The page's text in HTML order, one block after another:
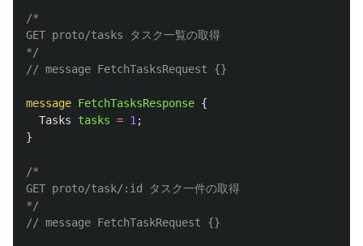
/*
GET proto/tasks タスク一覧の取得
*/
// message FetchTasksRequest {}
message FetchTasksResponse {
Tasks
tasks = 1 ;
}
/*
GET proto/task/:id タスク一件の取得
*/
// message FetchTaskRequest {}